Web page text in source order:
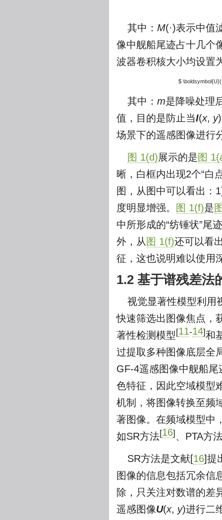
其中： M(·)表示中值
像中舰船尾迹占十几个
波器卷积核大小均设置
$
其中： m是降噪处理
值，目的是防止当I(x, y
场景下的遥感图像进行
图 1(d)展示的是图
晰，白框内出现2个“白
图，从图中可以看出：
度明显增强。
图 1(f)是
中所形成的“纺锤状”尾
外，从 图 1(f)还可以看
征，这也说明难以使用
1.2 基于谱残差法
视觉显著性模型利用
快速筛选出图像焦点，
著性检测模型 [11-14]和
过提取多种图像底层全
GF-4遥感图像中舰船
色特征，因此空域模型
机制，将图像转换至频
著图像。在频域模型中
如SR方法[16] 、PTA方
SR方法是文献[16]提
图像的信息包括冗余信
除，只关注对数谱的差
遥感图像U(x, y)进行二